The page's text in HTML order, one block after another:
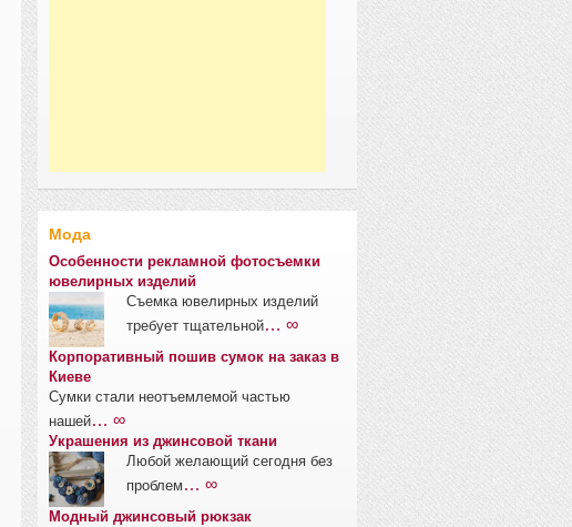
Мода
Особенности рекламной фотосъемки
ювелирных изделий
Съемка ювелирных изделий
требует тщательной… ∞
Корпоративный пошив сумок на заказ в
Киеве
Сумки стали неотъемлемой частью
нашей… ∞
Украшения из джинсовой ткани
Любой желающий сегодня без
проблем … ∞
Модный джинсовый рюкзак